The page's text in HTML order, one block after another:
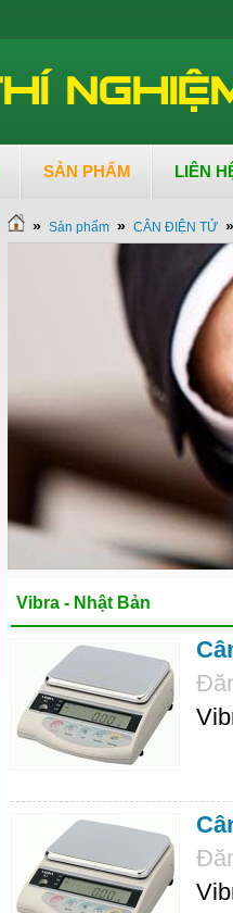
SẢN PHẨM LIÊN
» Sản phẩm » CÂN ĐIỆN TỬ »
Vibra - Nhật Bản